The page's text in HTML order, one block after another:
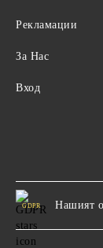
Рекламации
За Нас
Вход
GDPR Нашият